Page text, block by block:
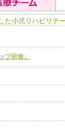
必要な基礎能力を身
し、強調できる
と連携を深める
ム】
度医療を必要とする
】
た小児リハビリテ
プ研修』